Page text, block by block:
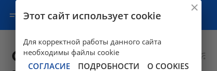
Операции и
Этот сайт использует cookie
Для корректной работы данного сайта
необходимы файлы cookie
СОГЛАСИЕ ПОДРОБНОСТИ О COOKIES